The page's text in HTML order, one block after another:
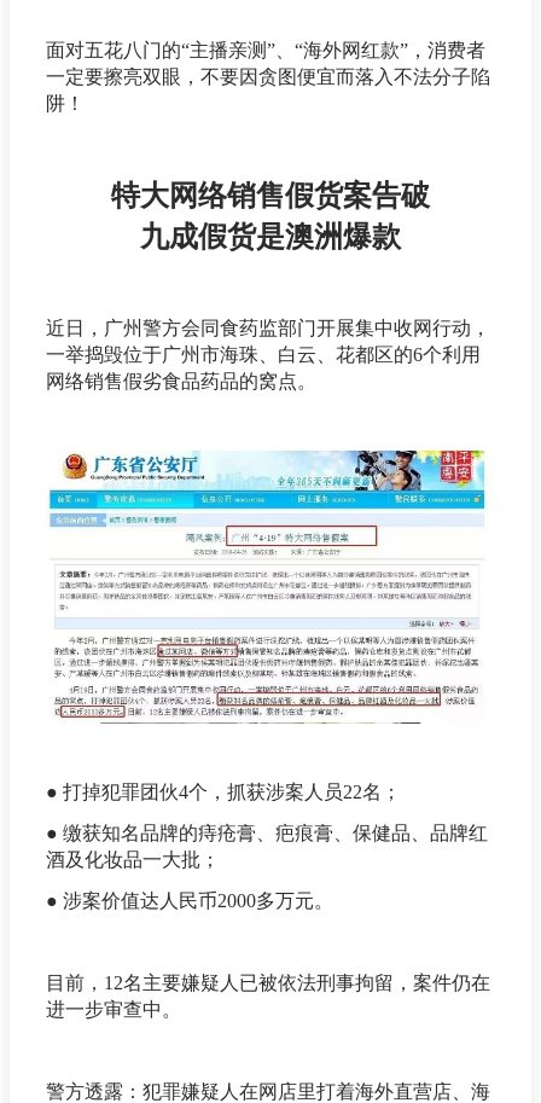
面对五花八门的“主播亲测”、“海外网红款”，消费者
一定要擦亮双眼，不要因贪图便宜而落入不法分子陷
阱！
特大网络销售假货案告破
九成假货是澳洲爆款
近日，广州警方会同食药监部门开展集中收网行动，
一举捣毁位于广州市海珠、白云、花都区的6个利用
网络销售假劣食品药品的窝点。
● 打掉犯罪团伙4个，抓获涉案人员22名；
● 缴获知名品牌的痔疮膏、疤痕膏、保健品、品牌红
酒及化妆品一大批；
● 涉案价值达人民币2000多万元。
目前，12名主要嫌疑人已被依法刑事拘留，案件仍在
进一步审查中。
警方透露：犯罪嫌疑人在网店里打着海外直营店、海